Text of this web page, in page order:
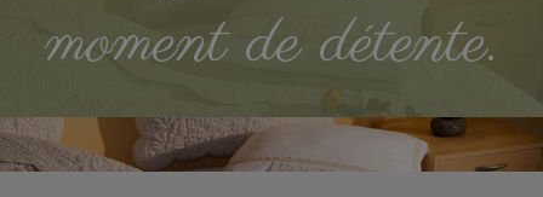
moment de détente.